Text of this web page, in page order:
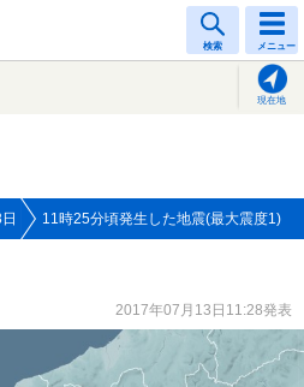
検索 メニュー
現在地
11時25分頃発生した地震(最大震度1)
2017年07月13日11:28発表